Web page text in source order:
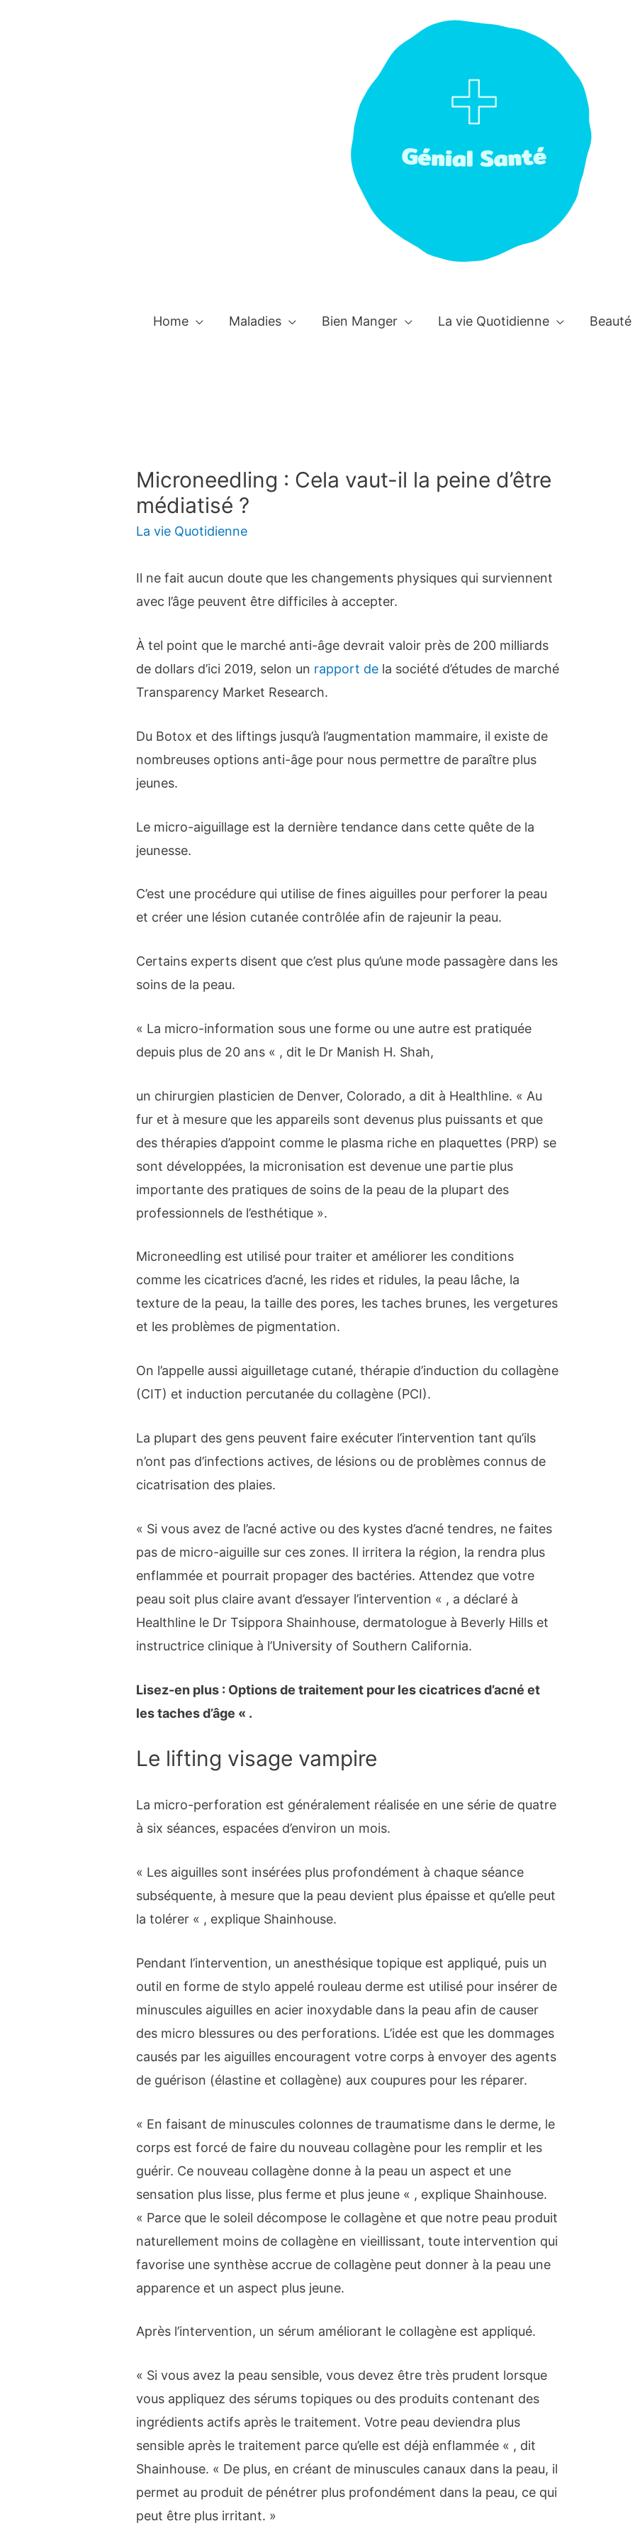
Home Maladies Bien Manger La vie Quotidienne Beauté
Microneedling : Cela vaut-il la peine d’être
médiatisé ?
La vie Quotidienne
Il ne fait aucun doute que les changements physiques qui surviennent
avec l’âge peuvent être difficiles à accepter.
À tel point que le marché anti-âge devrait valoir près de 200 milliards
de dollars d’ici 2019, selon un rapport de la société d’études de marché
Transparency Market Research.
Du Botox et des liftings jusqu’à l’augmentation mammaire, il existe de
nombreuses options anti-âge pour nous permettre de paraître plus
jeunes.
Le micro-aiguillage est la dernière tendance dans cette quête de la
jeunesse.
C’est une procédure qui utilise de fines aiguilles pour perforer la peau
et créer une lésion cutanée contrôlée afin de rajeunir la peau.
Certains experts disent que c’est plus qu’une mode passagère dans les
soins de la peau.
« La micro-information sous une forme ou une autre est pratiquée
depuis plus de 20 ans « , dit le Dr Manish H. Shah,
un chirurgien plasticien de Denver, Colorado, a dit à Healthline. « Au
fur et à mesure que les appareils sont devenus plus puissants et que
des thérapies d’appoint comme le plasma riche en plaquettes (PRP) se
sont développées, la micronisation est devenue une partie plus
importante des pratiques de soins de la peau de la plupart des
professionnels de l’esthétique ».
Microneedling est utilisé pour traiter et améliorer les conditions
comme les cicatrices d’acné, les rides et ridules, la peau lâche, la
texture de la peau, la taille des pores, les taches brunes, les vergetures
et les problèmes de pigmentation.
On l’appelle aussi aiguilletage cutané, thérapie d’induction du collagène
(CIT) et induction percutanée du collagène (PCI).
La plupart des gens peuvent faire exécuter l’intervention tant qu’ils
n’ont pas d’infections actives, de lésions ou de problèmes connus de
cicatrisation des plaies.
« Si vous avez de l’acné active ou des kystes d’acné tendres, ne faites
pas de micro-aiguille sur ces zones. Il irritera la région, la rendra plus
enflammée et pourrait propager des bactéries. Attendez que votre
peau soit plus claire avant d’essayer l’intervention « , a déclaré à
Healthline le Dr Tsippora Shainhouse, dermatologue à Beverly Hills et
instructrice clinique à l’University of Southern California.
Lisez-en plus : Options de traitement pour les cicatrices d’acné et
les taches d’âge « .
Le lifting visage vampire
La micro-perforation est généralement réalisée en une série de quatre
à six séances, espacées d’environ un mois.
« Les aiguilles sont insérées plus profondément à chaque séance
subséquente, à mesure que la peau devient plus épaisse et qu’elle peut
la tolérer « , explique Shainhouse.
Pendant l’intervention, un anesthésique topique est appliqué, puis un
outil en forme de stylo appelé rouleau derme est utilisé pour insérer de
minuscules aiguilles en acier inoxydable dans la peau afin de causer
des micro blessures ou des perforations. L’idée est que les dommages
causés par les aiguilles encouragent votre corps à envoyer des agents
de guérison (élastine et collagène) aux coupures pour les réparer.
« En faisant de minuscules colonnes de traumatisme dans le derme, le
corps est forcé de faire du nouveau collagène pour les remplir et les
guérir. Ce nouveau collagène donne à la peau un aspect et une
sensation plus lisse, plus ferme et plus jeune « , explique Shainhouse.
« Parce que le soleil décompose le collagène et que notre peau produit
naturellement moins de collagène en vieillissant, toute intervention qui
favorise une synthèse accrue de collagène peut donner à la peau une
apparence et un aspect plus jeune.
Après l’intervention, un sérum améliorant le collagène est appliqué.
« Si vous avez la peau sensible, vous devez être très prudent lorsque
vous appliquez des sérums topiques ou des produits contenant des
ingrédients actifs après le traitement. Votre peau deviendra plus
sensible après le traitement parce qu’elle est déjà enflammée « , dit
Shainhouse. « De plus, en créant de minuscules canaux dans la peau, il
permet au produit de pénétrer plus profondément dans la peau, ce qui
peut être plus irritant. »